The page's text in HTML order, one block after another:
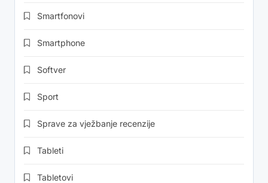
Smartfonovi
Smartphone
Softver
Sport
Sprave za vježbanje recenzije
Tableti
Tabletovi